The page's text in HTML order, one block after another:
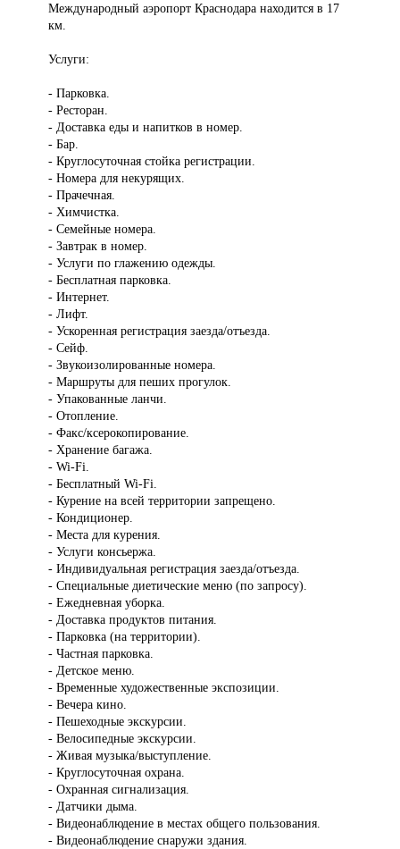
Международный аэропорт Краснодара находится в 17
км.
Услуги:
- Парковка.
- Ресторан.
- Доставка еды и напитков в номер.
- Бар.
- Круглосуточная стойка регистрации.
- Номера для некурящих.
- Прачечная.
- Химчистка.
- Семейные номера.
- Завтрак в номер.
- Услуги по глажению одежды.
- Бесплатная парковка.
- Интернет.
- Лифт.
- Ускоренная регистрация заезда/отъезда.
- Сейф.
- Звукоизолированные номера.
- Маршруты для пеших прогулок.
- Упакованные ланчи.
- Отопление.
- Факс/ксерокопирование.
- Хранение багажа.
- Wi-Fi.
- Бесплатный Wi-Fi.
- Курение на всей территории запрещено.
- Кондиционер.
- Места для курения.
- Услуги консьержа.
- Индивидуальная регистрация заезда/отъезда.
- Специальные диетические меню (по запросу).
- Ежедневная уборка.
- Доставка продуктов питания.
- Парковка (на территории).
- Частная парковка.
- Детское меню.
- Временные художественные экспозиции.
- Вечера кино.
- Пешеходные экскурсии.
- Велосипедные экскурсии.
- Живая музыка/выступление.
- Круглосуточная охрана.
- Охранная сигнализация.
- Датчики дыма.
- Видеонаблюдение в местах общего пользования.
- Видеонаблюдение снаружи здания.